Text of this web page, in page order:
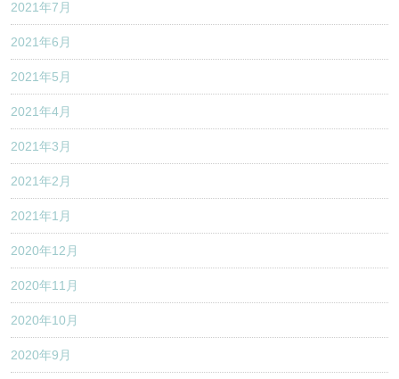
2021年7月
2021年6月
2021年5月
2021年4月
2021年3月
2021年2月
2021年1月
2020年12月
2020年11月
2020年10月
2020年9月